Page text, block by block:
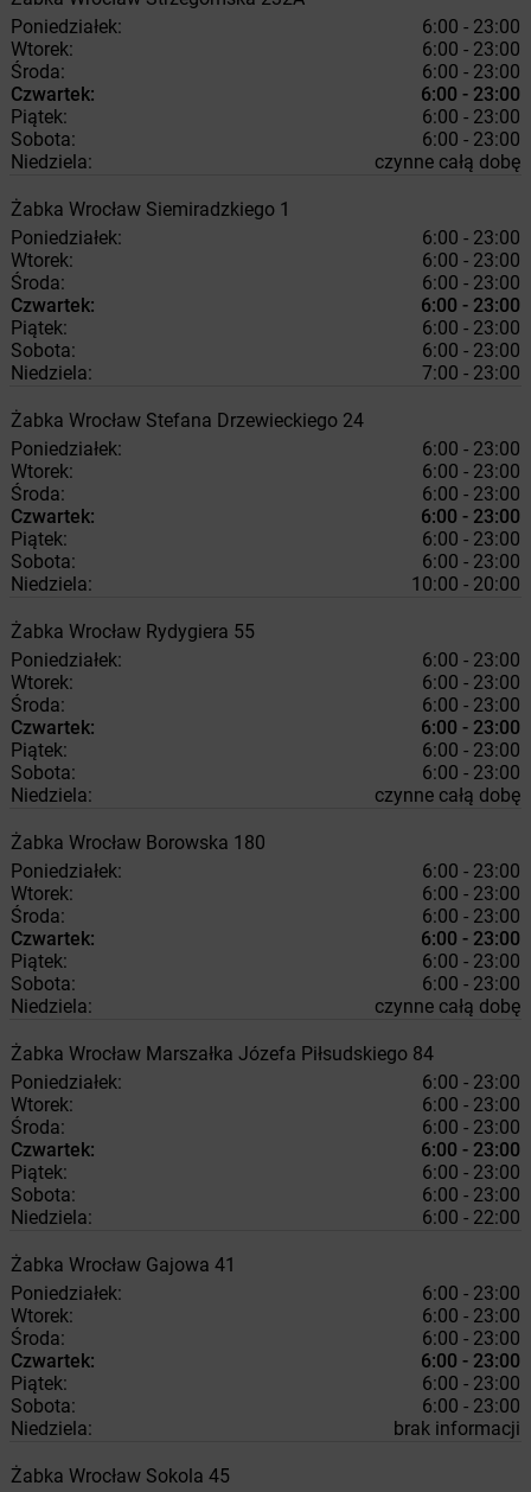
Poniedziałek:
6:00 - 23:00
Wtorek:
6:00 - 23:00
Środa:
6:00 - 23:00
Czwartek:
6:00 - 23:00
Piątek:
6:00 - 23:00
Sobota:
6:00 - 23:00
Niedziela:
czynne całą dobę
Żabka Wrocław Siemiradzkiego 1
Poniedziałek:
6:00 - 23:00
Wtorek:
6:00 - 23:00
Środa:
6:00 - 23:00
Czwartek:
6:00 - 23:00
Piątek:
6:00 - 23:00
Sobota:
6:00 - 23:00
Niedziela:
7:00 - 23:00
Żabka Wrocław Stefana Drzewieckiego 24
Poniedziałek:
6:00 - 23:00
Wtorek:
6:00 - 23:00
Środa:
6:00 - 23:00
Czwartek:
6:00 - 23:00
Piątek:
6:00 - 23:00
Sobota:
6:00 - 23:00
Niedziela:
10:00 - 20:00
Żabka Wrocław Rydygiera 55
Poniedziałek:
6:00 - 23:00
Wtorek:
6:00 - 23:00
Środa:
6:00 - 23:00
Czwartek:
6:00 - 23:00
Piątek:
6:00 - 23:00
Sobota:
6:00 - 23:00
Niedziela:
czynne całą dobę
Żabka Wrocław Borowska 180
Poniedziałek:
6:00 - 23:00
Wtorek:
6:00 - 23:00
Środa:
6:00 - 23:00
Czwartek:
6:00 - 23:00
Piątek:
6:00 - 23:00
Sobota:
6:00 - 23:00
Niedziela:
czynne całą dobę
Żabka Wrocław Marszałka Józefa Piłsudskiego 84
Poniedziałek:
6:00 - 23:00
Wtorek:
6:00 - 23:00
Środa:
6:00 - 23:00
Czwartek:
6:00 - 23:00
Piątek:
6:00 - 23:00
Sobota:
6:00 - 23:00
Niedziela:
6:00 - 22:00
Żabka Wrocław Gajowa 41
Poniedziałek:
6:00 - 23:00
Wtorek:
6:00 - 23:00
Środa:
6:00 - 23:00
Czwartek:
6:00 - 23:00
Piątek:
6:00 - 23:00
Sobota:
6:00 - 23:00
Niedziela:
brak informacji
Żabka Wrocław Sokola 45